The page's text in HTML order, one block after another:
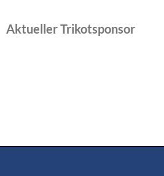
Aktueller Trikotsponsor